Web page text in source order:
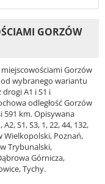
GORZÓW
Gorzów
wybranego wariantu
drogi A1 i S1 i
odległość Gorzów
591 km. Opisywana
S1, S3, 1, 22, 44, 132,
Wielkopolski, Poznań,
Trybunalski,
Górnicza,
Tychy.